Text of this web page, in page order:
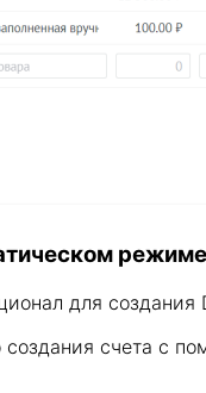
режиме
для
счета с